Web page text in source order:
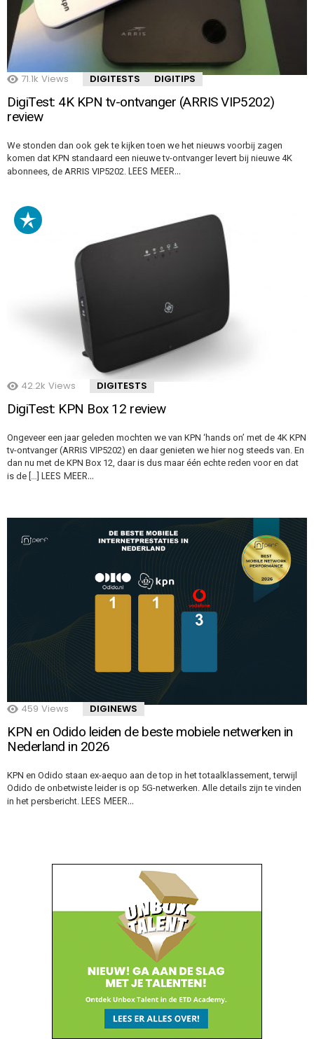
71.1k Views DIGITESTS DIGITIPS
DigiTest: 4K KPN tv-ontvanger (ARRIS VIP5202)
review
We stonden dan ook gek te kijken toen we het nieuws voorbij zagen
komen dat KPN standaard een nieuwe tv-ontvanger levert bij nieuwe 4K
abonnees, de ARRIS VIP5202. LEES MEER…
42.2k Views DIGITESTS
DigiTest: KPN Box 12 review
Ongeveer een jaar geleden mochten we van KPN ‘hands on’ met de 4K KPN
tv-ontvanger (ARRIS VIP5202) en daar genieten we hier nog steeds van. En
dan nu met de KPN Box 12, daar is dus maar één echte reden voor en dat
is de […] LEES MEER…
459 Views DIGINEWS
KPN en Odido leiden de beste mobiele netwerken in
Nederland in 2026
KPN en Odido staan ex-aequo aan de top in het totaalklassement, terwijl
Odido de onbetwiste leider is op 5G-netwerken. Alle details zijn te vinden
in het persbericht. LEES MEER…